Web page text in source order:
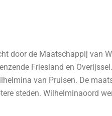
door de Maatschappij van
Friesland en
van Pruisen. De
steden. Wilhelminaoord